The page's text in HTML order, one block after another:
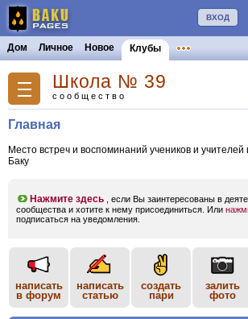
ВХОД
Дом Личное Новое Клубы
Школа № 39
сообщество
Главная
Место встреч и воспоминаний учеников и
Баку
Нажмите здесь , если Вы заинтересованы в
сообщества и хотите к нему присоединиться. Или
подписаться на уведомления.
написать
в форум
написать
статью
создать
пари
залить
фото